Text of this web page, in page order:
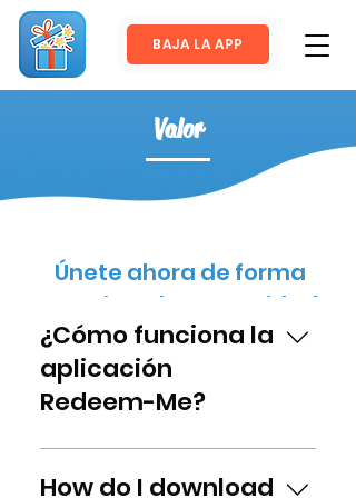
BAJA LA APP
Valor
Únete ahora de forma
gratuita a la comunidad
de la aplicación Redeem-
Me hoy mismo!
Preguntas frecuentes
¿Cómo funciona la
aplicación
Redeem-Me?
¡Al igual que las tarjetas de
fidelización tradicionales en
How do I download